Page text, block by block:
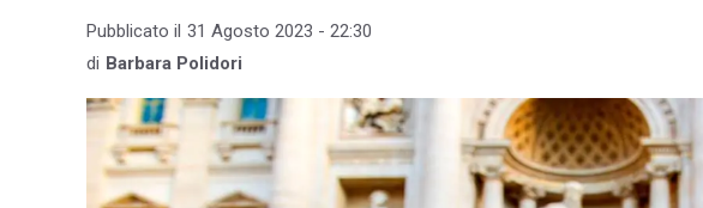
Pubblicato il 31 Agosto 2023 - 22:30
di Barbara Polidori